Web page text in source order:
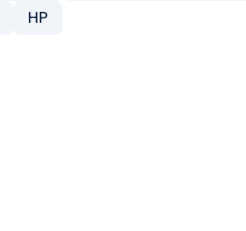
HP